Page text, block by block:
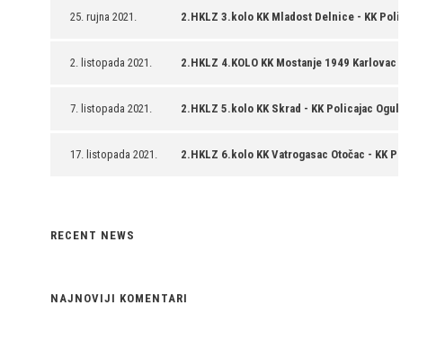
25. rujna 2021. 2.HKLZ 3.kolo KK Mladost Delnice - KK Policajac
2. listopada 2021. 2.HKLZ 4.KOLO KK Mostanje 1949 Karlovac - KK
7. listopada 2021. 2.HKLZ 5.kolo KK Skrad - KK Policajac Ogulin
17. listopada 2021. 2.HKLZ 6.kolo KK Vatrogasac Otočac - KK Policajac
RECENT NEWS
NAJNOVIJI KOMENTARI